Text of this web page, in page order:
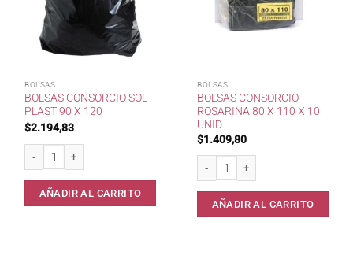
BOLSAS
BOLSAS CONSORCIO SOL
PLAST 90 X 120
$2.194,83
Bolsas consorcio Sol PLast 90 x 120 cantidad
AÑADIR AL CARRITO
BOLSAS
BOLSAS CONSORCIO
ROSARINA 80 X 110 X 10
UNID
$1.409,80
Bolsas consorcio Rosarina 80 x
AÑADIR AL CARRITO